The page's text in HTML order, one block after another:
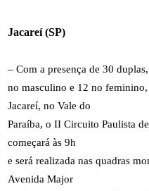
Jacareí (SP)
– Com a presença de 30
no masculino e 12 no
Jacareí, no Vale do
Paraíba, o II Circuito Paulista
começará às 9h
e será realizada nas quadras
Avenida Major